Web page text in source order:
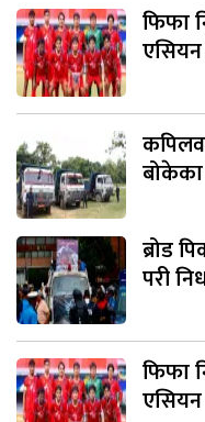
फिफा
बोकेका
ब्रोड
परी
फिफा